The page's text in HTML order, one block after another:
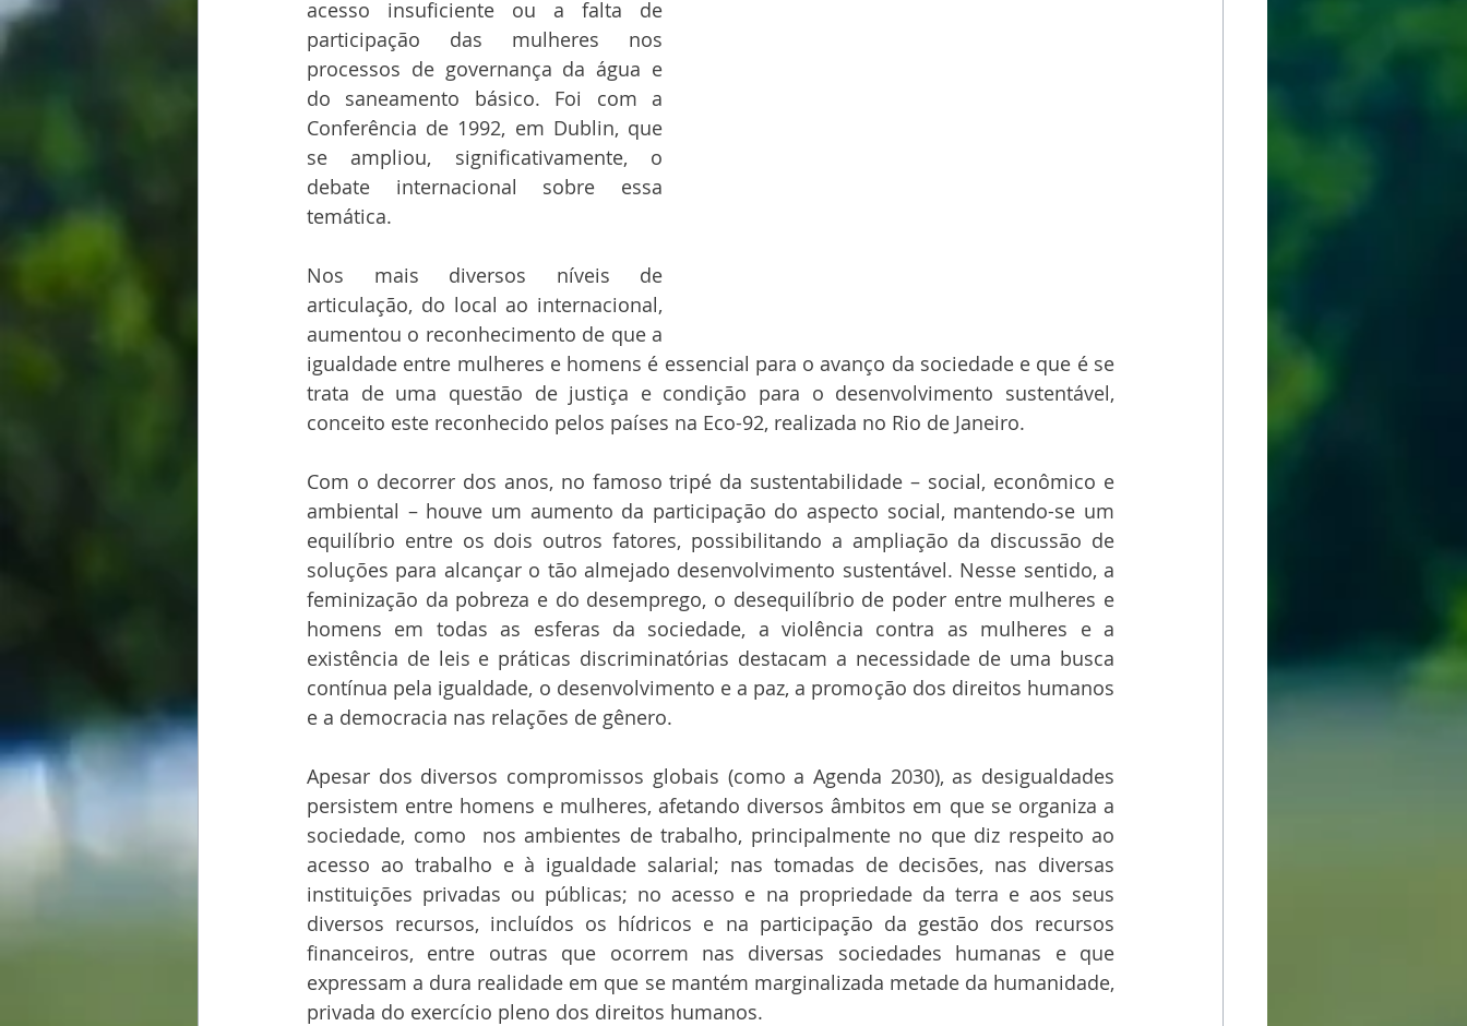
acesso insuficiente ou a falta de
participação das mulheres nos
processos de governança da água e
do saneamento básico. Foi com a
Conferência de 1992, em Dublin, que
se ampliou, significativamente, o
debate internacional sobre essa
temática.
Nos mais diversos níveis de
articulação, do local ao internacional,
aumentou o reconhecimento de que a
igualdade entre mulheres e homens é essencial para o avanço da sociedade e que é se
trata de uma questão de justiça e condição para o desenvolvimento sustentável,
conceito este reconhecido pelos países na Eco-92, realizada no Rio de Janeiro.
Com o decorrer dos anos, no famoso tripé da sustentabilidade – social, econômico e
ambiental – houve um aumento da participação do aspecto social, mantendo-se um
equilíbrio entre os dois outros fatores, possibilitando a ampliação da discussão de
soluções para alcançar o tão almejado desenvolvimento sustentável. Nesse sentido, a
feminização da pobreza e do desemprego, o desequilíbrio de poder entre mulheres e
homens em todas as esferas da sociedade, a violência contra as mulheres e a
existência de leis e práticas discriminatórias destacam a necessidade de uma busca
contínua pela igualdade, o desenvolvimento e a paz, a promoção dos direitos humanos
e a democracia nas relações de gênero.
Apesar dos diversos compromissos globais (como a Agenda 2030), as desigualdades
persistem entre homens e mulheres, afetando diversos âmbitos em que se organiza a
sociedade, como  nos ambientes de trabalho, principalmente no que diz respeito ao
acesso ao trabalho e à igualdade salarial; nas tomadas de decisões, nas diversas
instituições privadas ou públicas; no acesso e na propriedade da terra e aos seus
diversos recursos, incluídos os hídricos e na participação da gestão dos recursos
financeiros, entre outras que ocorrem nas diversas sociedades humanas e que
expressam a dura realidade em que se mantém marginalizada metade da humanidade,
privada do exercício pleno dos direitos humanos.